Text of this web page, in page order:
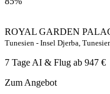
ROYAL GARDEN
Tunesien - Insel Djerba,
7 Tage AI & Flug ab 947 €
Zum Angebot